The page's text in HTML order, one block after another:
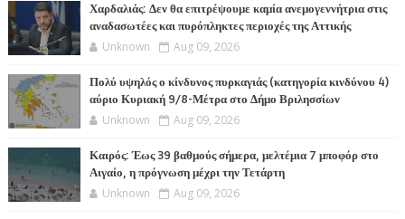
Χαρδαλιάς: Δεν θα επιτρέψουμε καμία ανεμογεννήτρια στις
αναδασωτέες και πυρόπληκτες περιοχές της Αττικής
Unknown Aug 09, 2026
Πολύ υψηλός ο κίνδυνος πυρκαγιάς (κατηγορία κινδύνου 4)
αύριο Κυριακή 9/8-Μέτρα στο Δήμο Βριλησσίων
Unknown Aug 09, 2026
Καιρός: Έως 39 βαθμούς σήμερα, μελτέμια 7 μποφόρ στο
Αιγαίο, η πρόγνωση μέχρι την Τετάρτη
Unknown Aug 09, 2026